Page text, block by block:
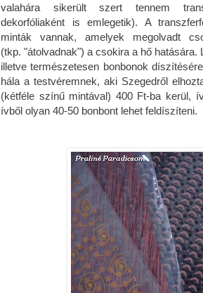
valahára sikerült szert tennem
dekorfóliaként is emlegetik). A
minták vannak, amelyek megolvadt
(tkp. "átolvadnak") a csokira a hő
illetve természetesen bonbonok
hála a testvéremnek, aki Szegedről
(kétféle színű mintával) 400 Ft-ba kerül,
ívből olyan 40-50 bonbont lehet feldíszíteni.